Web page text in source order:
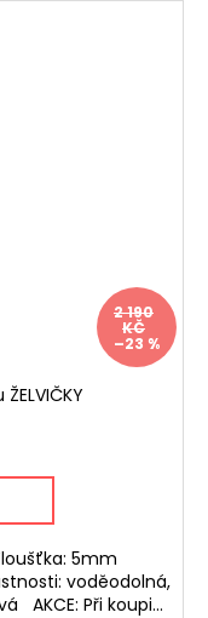
2 190
KČ
–23 %
5mm
voděodolná,
AKCE: Při koupi...